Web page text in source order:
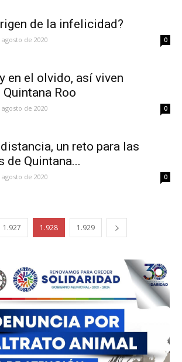
de la infelicidad?
agosto de 2020 0
en el olvido, así viven
Roo
agosto de 2020 0
un reto para las
de Quintana...
agosto de 2020 0
1.927 1.928 1.929